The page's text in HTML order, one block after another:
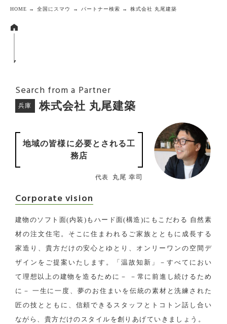
HOME → 全国にスマウ → パートナー検索 → 株式会社 丸尾建築
Search from a Partner
兵庫 株式会社 丸尾建築
地域の皆様に必要とされる工
務店
代表 丸尾 幸司
Corporate vision
建物のソフト面(内装)もハード面(構造)にもこだわる 自然素
材の注文住宅。そこに住まわれるご家族とともに成長する
家造り、貴方だけの安心とゆとり、オンリーワンの空間デ
ザインをご提案いたします。「温故知新」－すべてにおい
て理想以上の建物を造るために－ －常に前進し続けるため
に－ 一生に一度、夢のお住まいを伝統の素材と洗練された
匠の技とともに、信頼できるスタッフとトコトン話し合い
ながら、貴方だけのスタイルを創りあげていきましょう。